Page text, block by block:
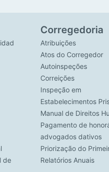
de
Corregedoria
Atribuições
Atos do Corregedor
Autoinspeções
Correições
Inspeção em
Estabelecimentos
Manual de Direitos
Pagamento de
advogados dativos
Priorização do
Relatórios Anuais